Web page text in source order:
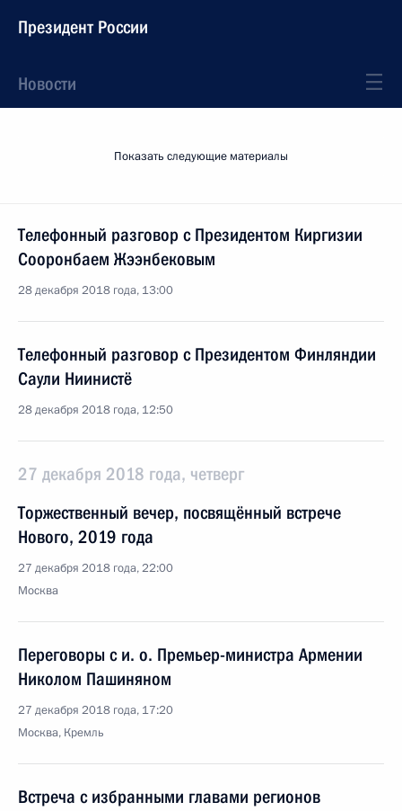
Президент России
Новости
Показать следующие материалы
Телефонный разговор с Президентом Киргизии
Сооронбаем Жээнбековым
28 декабря 2018 года, 13:00
Телефонный разговор с Президентом Финляндии
Саули Ниинистё
28 декабря 2018 года, 12:50
27 декабря 2018 года, четверг
Торжественный вечер, посвящённый встрече
Нового, 2019 года
27 декабря 2018 года, 22:00
Москва
Переговоры с и. о. Премьер-министра Армении
Николом Пашиняном
27 декабря 2018 года, 17:20
Москва, Кремль
Встреча с избранными главами регионов